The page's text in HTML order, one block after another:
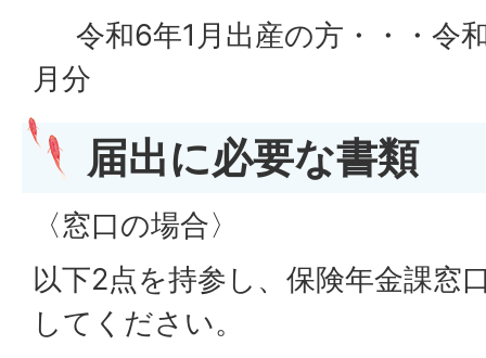
令和6年1月出産の方・・・令
月分
届出に必要な書類
〈窓口の場合〉
以下2点を持参し、保険年金課窓
してください。